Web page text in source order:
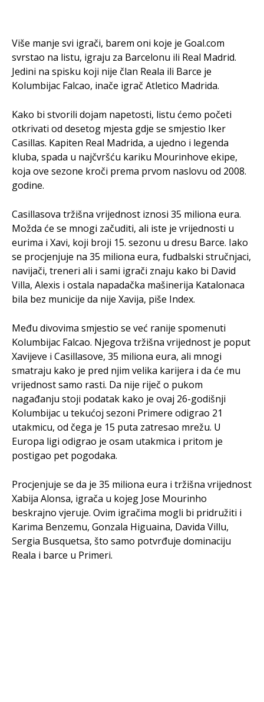
Više manje svi igrači, barem oni koje je Goal.com
svrstao na listu, igraju za Barcelonu ili Real Madrid.
Jedini na spisku koji nije član Reala ili Barce je
Kolumbijac Falcao, inače igrač Atletico Madrida.
Kako bi stvorili dojam napetosti, listu ćemo početi
otkrivati od desetog mjesta gdje se smjestio Iker
Casillas. Kapiten Real Madrida, a ujedno i legenda
kluba, spada u najčvršću kariku Mourinhove ekipe,
koja ove sezone kroči prema prvom naslovu od 2008.
godine.
Casillasova tržišna vrijednost iznosi 35 miliona eura.
Možda će se mnogi začuditi, ali iste je vrijednosti u
eurima i Xavi, koji broji 15. sezonu u dresu Barce. Iako
se procjenjuje na 35 miliona eura, fudbalski stručnjaci,
navijači, treneri ali i sami igrači znaju kako bi David
Villa, Alexis i ostala napadačka mašinerija Katalonaca
bila bez municije da nije Xavija, piše Index.
Među divovima smjestio se već ranije spomenuti
Kolumbijac Falcao. Njegova tržišna vrijednost je poput
Xavijeve i Casillasove, 35 miliona eura, ali mnogi
smatraju kako je pred njim velika karijera i da će mu
vrijednost samo rasti. Da nije riječ o pukom
nagađanju stoji podatak kako je ovaj 26-godišnji
Kolumbijac u tekućoj sezoni Primere odigrao 21
utakmicu, od čega je 15 puta zatresao mrežu. U
Europa ligi odigrao je osam utakmica i pritom je
postigao pet pogodaka.
Procjenjuje se da je 35 miliona eura i tržišna vrijednost
Xabija Alonsa, igrača u kojeg Jose Mourinho
beskrajno vjeruje. Ovim igračima mogli bi pridružiti i
Karima Benzemu, Gonzala Higuaina, Davida Villu,
Sergia Busquetsa, što samo potvrđuje dominaciju
Reala i barce u Primeri.